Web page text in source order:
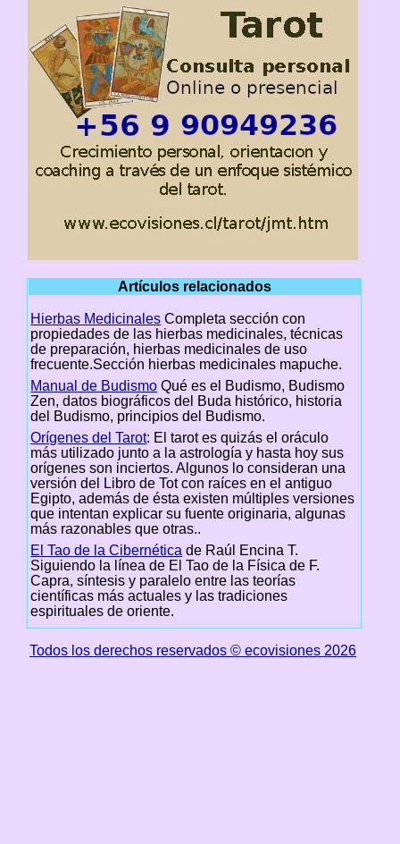
Artículos relacionados
Hierbas Medicinales Completa sección con
propiedades de las hierbas medicinales, técnicas
de preparación, hierbas medicinales de uso
frecuente.Sección hierbas medicinales mapuche.
Manual de Budismo Qué es el Budismo, Budismo
Zen, datos biográficos del Buda histórico, historia
del Budismo, principios del Budismo.
Orígenes del Tarot: El tarot es quizás el oráculo
más utilizado junto a la astrología y hasta hoy sus
orígenes son inciertos. Algunos lo consideran una
versión del Libro de Tot con raíces en el antiguo
Egipto, además de ésta existen múltiples versiones
que intentan explicar su fuente originaria, algunas
más razonables que otras..
El Tao de la Cibernética de Raúl Encina T.
Siguiendo la línea de El Tao de la Física de F.
Capra, síntesis y paralelo entre las teorías
científicas más actuales y las tradiciones
espirituales de oriente.
Todos los derechos reservados © ecovisiones 2026